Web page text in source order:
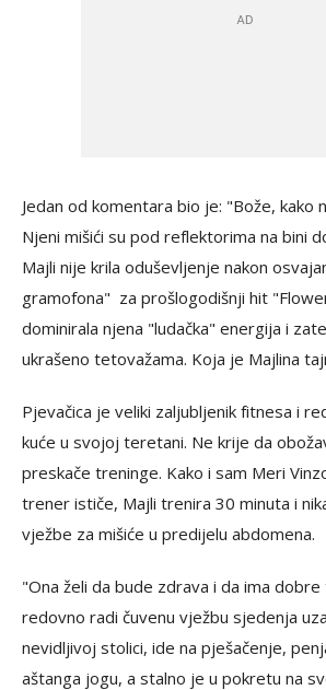
Jedan od komentara bio je: "Bože, kako
Njeni mišići su pod reflektorima na bini
Majli nije krila oduševljenje nakon
gramofona" za prošlogodišnji hit
dominirala njena "ludačka" energija i
ukrašeno tetovažama. Koja je Majlina
Pjevačica je veliki zaljubljenik fitnesa i
kuće u svojoj teretani. Ne krije da
preskače treninge. Kako i sam Meri
trener ističe, Majli trenira 30 minuta i
vježbe za mišiće u predijelu abdomena.
"Ona želi da bude zdrava i da ima
redovno radi čuvenu vježbu sjedenja
nevidljivoj stolici, ide na pješačenje,
aštanga jogu, a stalno je u pokretu na